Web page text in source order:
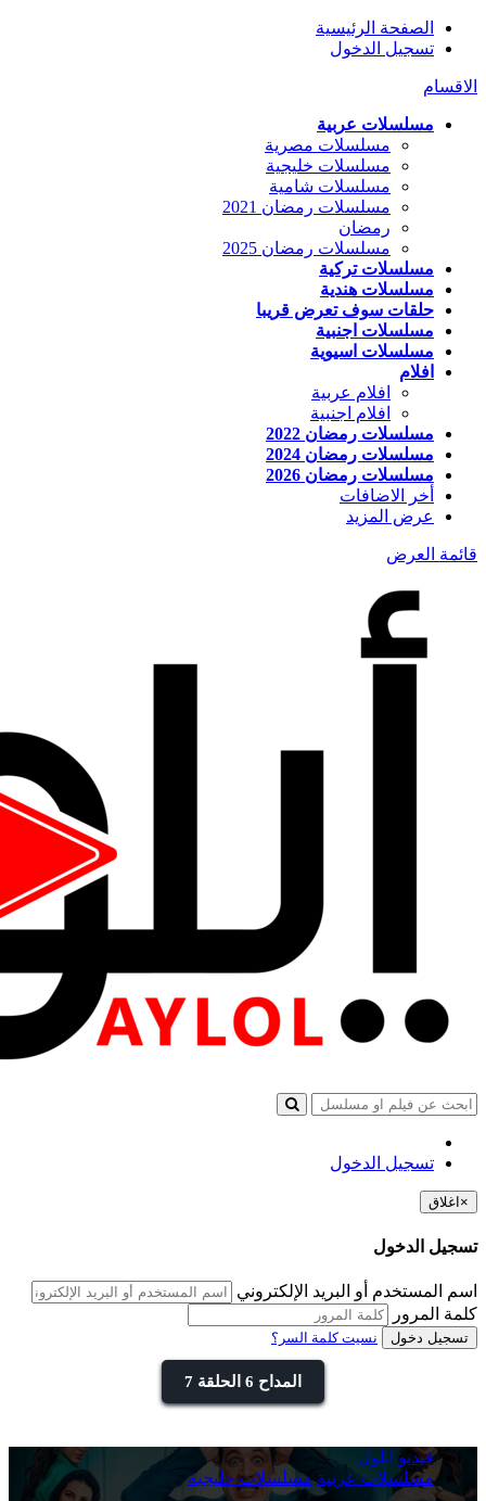
الصفحة الرئيسية
تسجيل الدخول
الاقسام
مسلسلات عربية
مسلسلات مصرية
مسلسلات خليجية
مسلسلات شامية
مسلسلات رمضان 2021
رمضان
مسلسلات رمضان 2025
مسلسلات تركية
مسلسلات هندية
حلقات سوف تعرض قريبا
مسلسلات اجنبية
مسلسلات اسيوية
افلام
افلام عربية
افلام اجنبية
مسلسلات رمضان 2022
مسلسلات رمضان 2024
مسلسلات رمضان 2026
أخر الاضافات
عرض المزيد
قائمة العرض
تسجيل الدخول
× اغلاق
تسجيل الدخول
اسم المستخدم أو البريد الإلكتروني
كلمة المرور
تسجيل دخول نسيت كلمة السر؟
المداح 6 الحلقة 7
فيديو ايلول
مسلسلات عربية مسلسلات خليجية